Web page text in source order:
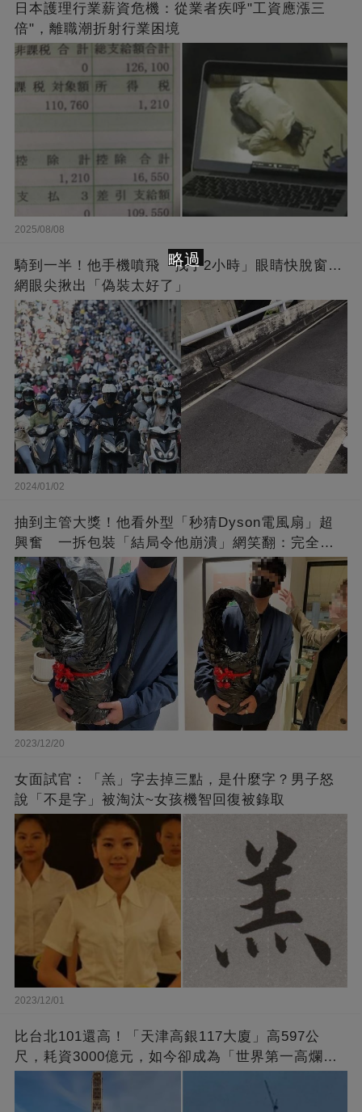
日本護理行業薪資危機：從業者疾呼"工資應漲三
倍"，離職潮折射行業困境
2025/08/08
騎到一半！他手機噴飛「找了2小時」眼睛快脫窗…
網眼尖揪出「偽裝太好了」
2024/01/02
抽到主管大獎！他看外型「秒猜Dyson電風扇」超
興奮 一拆包裝「結局令他崩潰」網笑翻：完全想
不到～
2023/12/20
女面試官：「羔」字去掉三點，是什麼字？男子怒
說「不是字」被淘汰~女孩機智回復被錄取
2023/12/01
比台北101還高！「天津高銀117大廈」高597公
尺，耗資3000億元，如今卻成為「世界第一高爛尾
略過